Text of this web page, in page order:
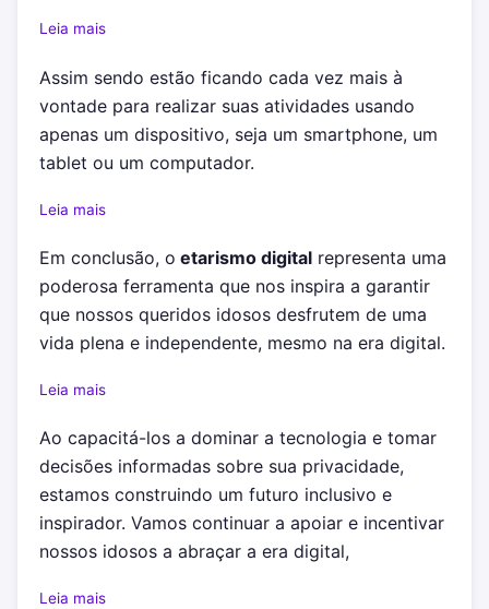
Leia mais
Assim sendo estão ficando cada vez mais à
vontade para realizar suas atividades usando
apenas um dispositivo, seja um smartphone, um
tablet ou um computador.
Leia mais
Em conclusão, o etarismo digital representa uma
poderosa ferramenta que nos inspira a garantir
que nossos queridos idosos desfrutem de uma
vida plena e independente, mesmo na era digital.
Leia mais
Ao capacitá-los a dominar a tecnologia e tomar
decisões informadas sobre sua privacidade,
estamos construindo um futuro inclusivo e
inspirador. Vamos continuar a apoiar e incentivar
nossos idosos a abraçar a era digital,
Leia mais